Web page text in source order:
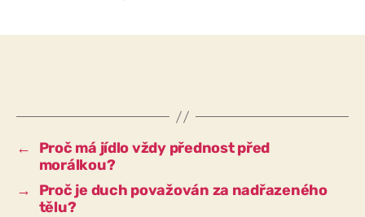
mezi
a
←
Proč má jídlo vždy přednost před
morálkou?
→
Proč je duch považován za nadřazeného
tělu?